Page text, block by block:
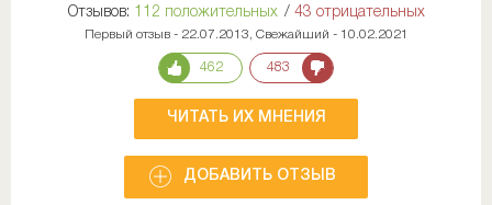
Отзывов: 112 положительных / 43 отрицательных
Первый отзыв - 22.07.2013, Свежайший - 10.02.2021
462 483
ЧИТАТЬ ИХ МНЕНИЯ
ДОБАВИТЬ ОТЗЫВ